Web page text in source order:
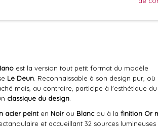
est la version tout petit format du modèle
Le Deun . Reconnaissable à son design pur, où
mais, au contraire, participe à l'esthétique du
classique du design
acier peinten Noir ou Blanc ou à la finition Or
et accueillant 32 sources lumineuses